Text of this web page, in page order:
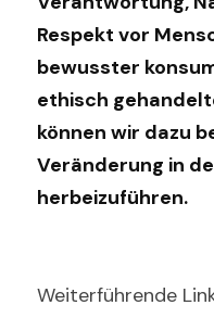
Respekt vor
bewusster
ethisch
können wir dazu
Veränderung in
herbeizuführen.
Weiterführende